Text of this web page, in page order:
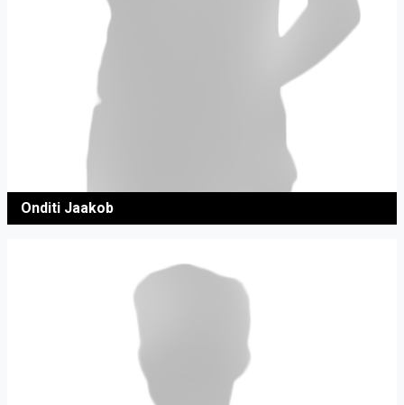
Onditi Jaakob